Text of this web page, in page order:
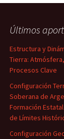
Últimos
Estructura y
Tierra:
Procesos Clave
Configuración
Soberana de
Formación
de Límites
Configuración